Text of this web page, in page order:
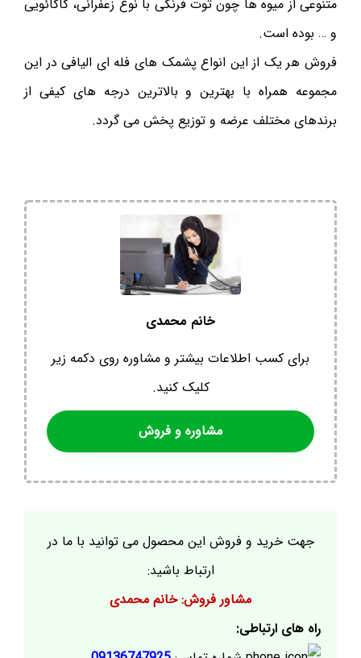
متنوعی از میوه ها چون توت فرنگی با نوع زعفرانی، کاکائویی
و … بوده است.
فروش هر یک از این انواع پشمک های فله ای الیافی در این
مجموعه همراه با بهترین و بالاترین درجه های کیفی از
برندهای مختلف عرضه و توزیع پخش می گردد.
خانم محمدی
برای کسب اطلاعات بیشتر و مشاوره روی دکمه زیر
کلیک کنید.
مشاوره و فروش
جهت خرید و فروش این محصول می توانید با ما در
ارتباط باشید:
مشاور فروش: خانم محمدی
راه های ارتباطی: